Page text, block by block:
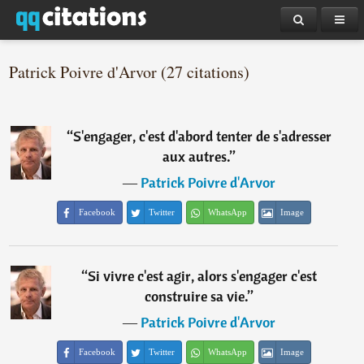
Patrick Poivre d'Arvor (27 citations)
“S'engager, c'est d'abord tenter de s'adresser
aux autres.”
―Patrick Poivre d'Arvor
Facebook Twitter WhatsApp Image
“Si vivre c'est agir, alors s'engager c'est
construire sa vie.”
―Patrick Poivre d'Arvor
Facebook Twitter WhatsApp Image